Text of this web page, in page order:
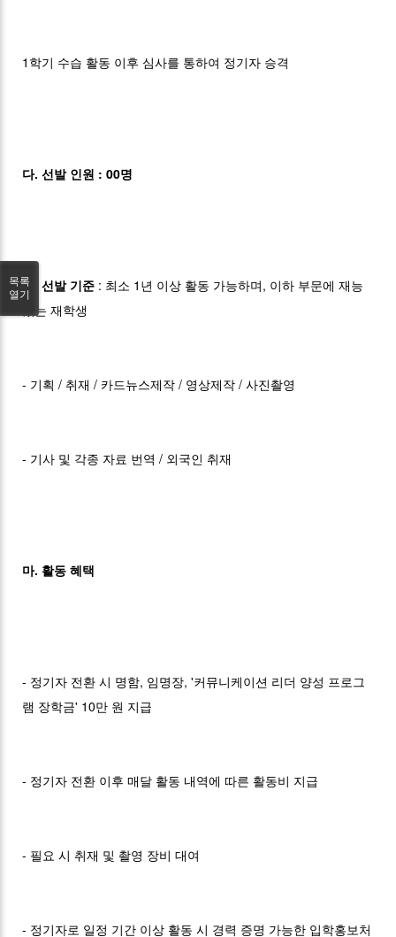
1학기 수습 활동 이후 심사를 통하여 정기자 승격
다. 선발 인원 : 00명
라. 선발 기준 : 최소 1년 이상 활동 가능하며, 이하 부문에 재능
있는 재학생
- 기획 / 취재 / 카드뉴스제작 / 영상제작 / 사진촬영
- 기사 및 각종 자료 번역 / 외국인 취재
마. 활동 혜택
- 정기자 전환 시 명함, 임명장, '커뮤니케이션 리더 양성 프로그
램 장학금' 10만 원 지급
- 정기자 전환 이후 매달 활동 내역에 따른 활동비 지급
- 필요 시 취재 및 촬영 장비 대여
- 정기자로 일정 기간 이상 활동 시 경력 증명 가능한 입학홍보처
목록
열기